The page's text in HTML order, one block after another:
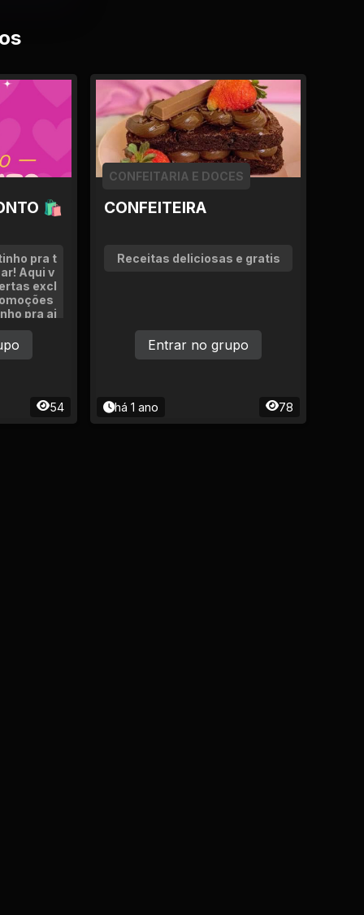
🛍
pra t
Aqui v
excl
pra aj
todo
à vonta
novid
silen
54
CONFEITEIRA
CONFEITARIA E DOCES
Receitas deliciosas e gratis
há 1 ano 78
Entrar no grupo